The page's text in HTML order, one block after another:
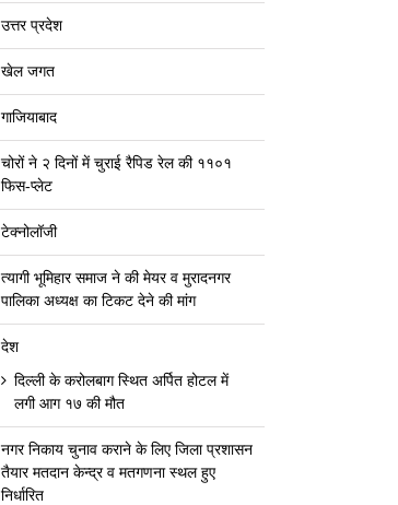
उत्तर प्रदेश
खेल जगत
गाजियाबाद
चोरों ने २ दिनों में चुराई रैपिड रेल की ११०१
फिस-प्लेट
टेक्नोलॉजी
त्यागी भूमिहार समाज ने की मेयर व मुरादनगर
पालिका अध्यक्ष का टिकट देने की मांग
देश
दिल्ली के करोलबाग स्थित अर्पित होटल में
लगी आग १७ की मौत
नगर निकाय चुनाव कराने के लिए जिला प्रशासन
तैयार मतदान केन्द्र व मतगणना स्थल हुए
निर्धारित